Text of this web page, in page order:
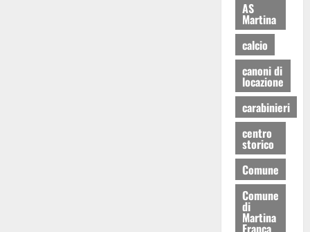
AS
Martina
calcio
canoni di
locazione
carabinieri
centro
storico
Comune
Comune
di
Martina
Franca